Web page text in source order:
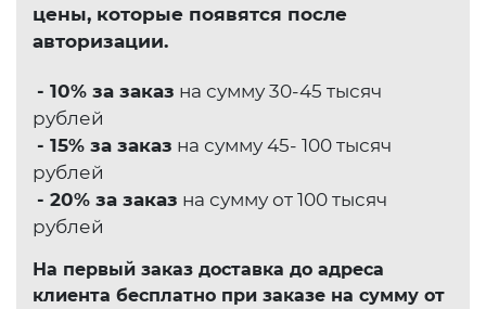
цены, которые появятся после
авторизации.
- 10% за заказ на сумму 30-45 тысяч
рублей
- 15% за заказ на сумму 45- 100 тысяч
рублей
- 20% за заказ на сумму от 100 тысяч
рублей
На первый заказ доставка до адреса
клиента бесплатно при заказе на сумму от